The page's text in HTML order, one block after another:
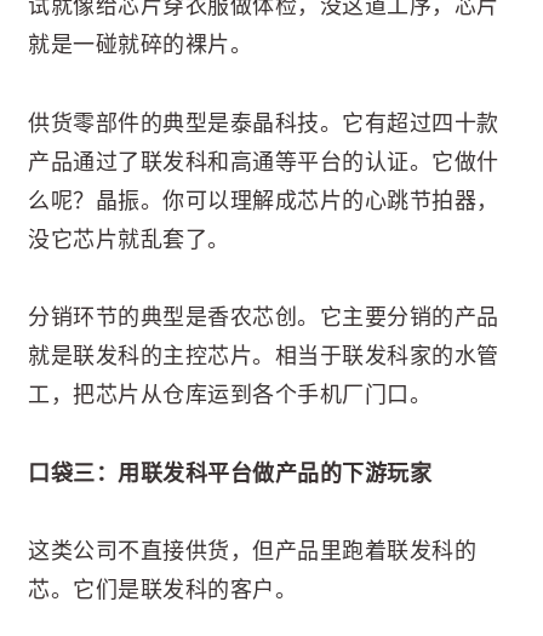
试就像给芯片穿衣服做体检，没这道工序，芯片
就是一碰就碎的裸片。
供货零部件的典型是泰晶科技。它有超过四十款
产品通过了联发科和高通等平台的认证。它做什
么呢？晶振。你可以理解成芯片的心跳节拍器，
没它芯片就乱套了。
分销环节的典型是香农芯创。它主要分销的产品
就是联发科的主控芯片。相当于联发科家的水管
工，把芯片从仓库运到各个手机厂门口。
口袋三：用联发科平台做产品的下游玩家
这类公司不直接供货，但产品里跑着联发科的
芯。它们是联发科的客户。